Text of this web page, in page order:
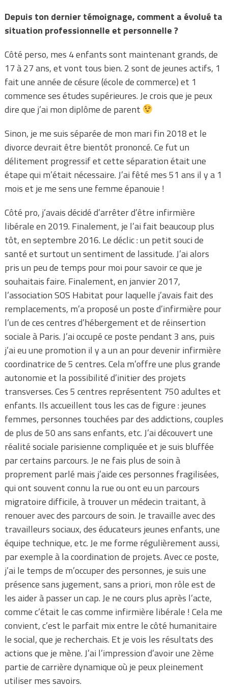
Depuis ton dernier témoignage, comment a évolué ta
situation professionnelle et personnelle ?
Côté perso, mes 4 enfants sont maintenant grands, de
17 à 27 ans, et vont tous bien. 2 sont de jeunes actifs, 1
fait une année de césure (école de commerce) et 1
commence ses études supérieures. Je crois que je peux
dire que j’ai mon diplôme de parent
Sinon, je me suis séparée de mon mari fin 2018 et le
divorce devrait être bientôt prononcé. Ce fut un
délitement progressif et cette séparation était une
étape qui m’était nécessaire. J’ai fêté mes 51 ans il y a 1
mois et je me sens une femme épanouie !
Côté pro, j’avais décidé d’arrêter d’être infirmière
libérale en 2019. Finalement, je l’ai fait beaucoup plus
tôt, en septembre 2016. Le déclic : un petit souci de
santé et surtout un sentiment de lassitude. J’ai alors
pris un peu de temps pour moi pour savoir ce que je
souhaitais faire. Finalement, en janvier 2017,
l’association SOS Habitat pour laquelle j’avais fait des
remplacements, m’a proposé un poste d’infirmière pour
l’un de ces centres d’hébergement et de réinsertion
sociale à Paris. J’ai occupé ce poste pendant 3 ans, puis
j’ai eu une promotion il y a un an pour devenir infirmière
coordinatrice de 5 centres. Cela m’offre une plus grande
autonomie et la possibilité d’initier des projets
transverses. Ces 5 centres représentent 750 adultes et
enfants. Ils accueillent tous les cas de figure : jeunes
femmes, personnes touchées par des addictions, couples
de plus de 50 ans sans enfants, etc. J’ai découvert une
réalité sociale parisienne compliquée et je suis bluffée
par certains parcours. Je ne fais plus de soin à
proprement parlé mais j’aide ces personnes fragilisées,
qui ont souvent connu la rue ou ont eu un parcours
migratoire difficile, à trouver un médecin traitant, à
renouer avec des parcours de soin. Je travaille avec des
travailleurs sociaux, des éducateurs jeunes enfants, une
équipe technique, etc. Je me forme régulièrement aussi,
par exemple à la coordination de projets. Avec ce poste,
j’ai le temps de m’occuper des personnes, je suis une
présence sans jugement, sans a priori, mon rôle est de
les aider à passer un cap. Je ne cours plus après l’acte,
comme c’était le cas comme infirmière libérale ! Cela me
convient, c’est le parfait mix entre le côté humanitaire
le social, que je recherchais. Et je vois les résultats des
actions que je mène. J’ai l’impression d’avoir une 2ème
partie de carrière dynamique où je peux pleinement
utiliser mes savoirs.